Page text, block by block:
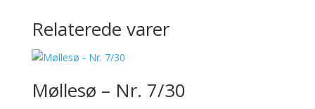
Relaterede varer
Møllesø – Nr. 7/30